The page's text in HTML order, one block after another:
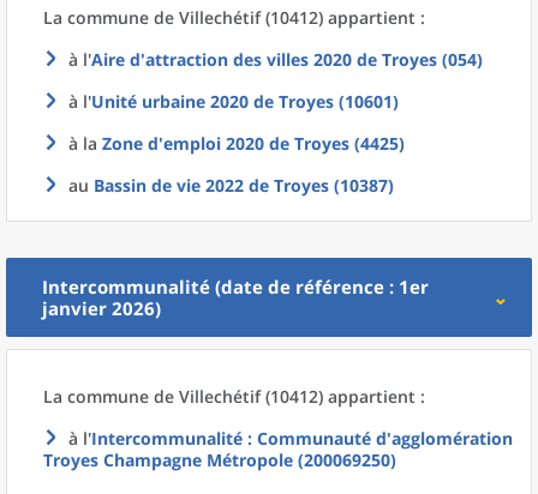
La commune de Villechétif (10412) appartient :
à l'Aire d'attraction des villes 2020 de Troyes (054)
à l'Unité urbaine 2020 de Troyes (10601)
à la Zone d'emploi 2020 de Troyes (4425)
au Bassin de vie 2022 de Troyes (10387)
Intercommunalité (date de référence : 1er
janvier 2026)
La commune de Villechétif (10412) appartient :
à l'Intercommunalité : Communauté d'agglomération
Troyes Champagne Métropole (200069250)